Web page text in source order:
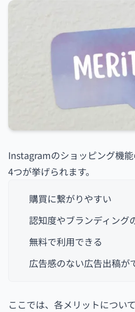
Instagramのショッピング機
4つが挙げられます。
購買に繋がりやすい
認知度やブランディング
無料で利用できる
広告感のない広告出稿が
ここでは、各メリットについ